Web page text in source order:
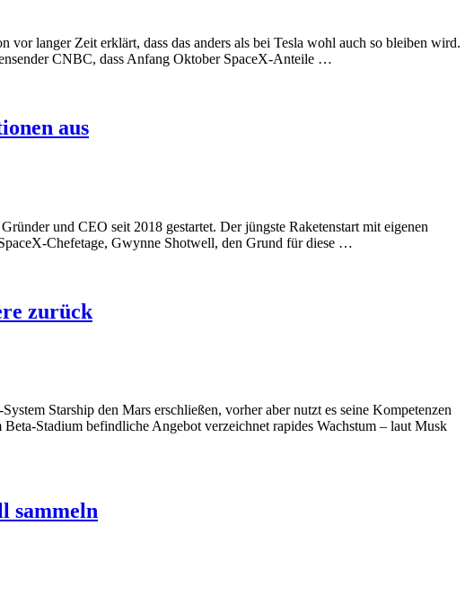
langer Zeit erklärt, dass das anders als bei Tesla wohl auch so bleiben wird.
CNBC, dass Anfang Oktober SpaceX-Anteile …
aus
und CEO seit 2018 gestartet. Der jüngste Raketenstart mit eigenen
Chefetage, Gwynne Shotwell, den Grund für diese …
zurück
Starship den Mars erschließen, vorher aber nutzt es seine Kompetenzen
Stadium befindliche Angebot verzeichnet rapides Wachstum – laut Musk
sammeln